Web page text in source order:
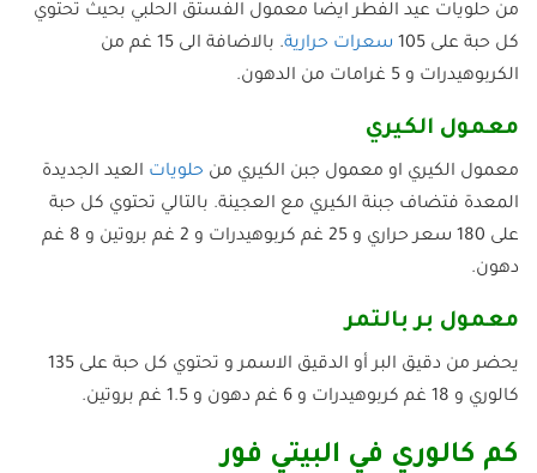
من حلويات عيد الفطر ايضا معمول الفستق الحلبي بحيث تحتوي
كل حبة على 105
سعرات حرارية
. بالاضافة الى 15 غم من
الكربوهيدرات و 5 غرامات من الدهون.
معمول الكيري
معمول الكيري او معمول جبن الكيري من حلويات العيد الجديدة
المعدة فتضاف جبنة الكيري مع العجينة. بالتالي تحتوي كل حبة
على 180 سعر حراري و 25 غم كربوهيدرات و 2 غم بروتين و 8 غم
دهون.
معمول بر بالتمر
يحضر من دقيق البر أو الدقيق الاسمر و تحتوي كل حبة على 135
كالوري و 18 غم كربوهيدرات و 6 غم دهون و 1.5 غم بروتين.
كم كالوري في البيتي فور